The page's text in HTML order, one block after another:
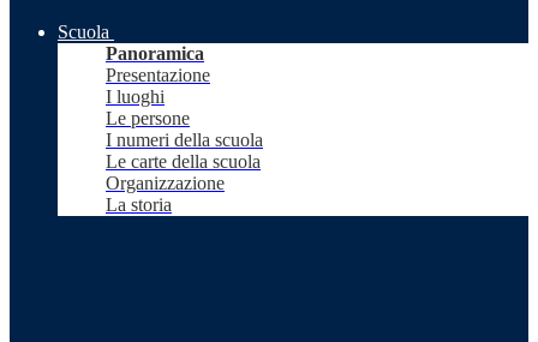
Scuola
Panoramica
Presentazione
I luoghi
Le persone
I numeri della scuola
Le carte della scuola
Organizzazione
La storia